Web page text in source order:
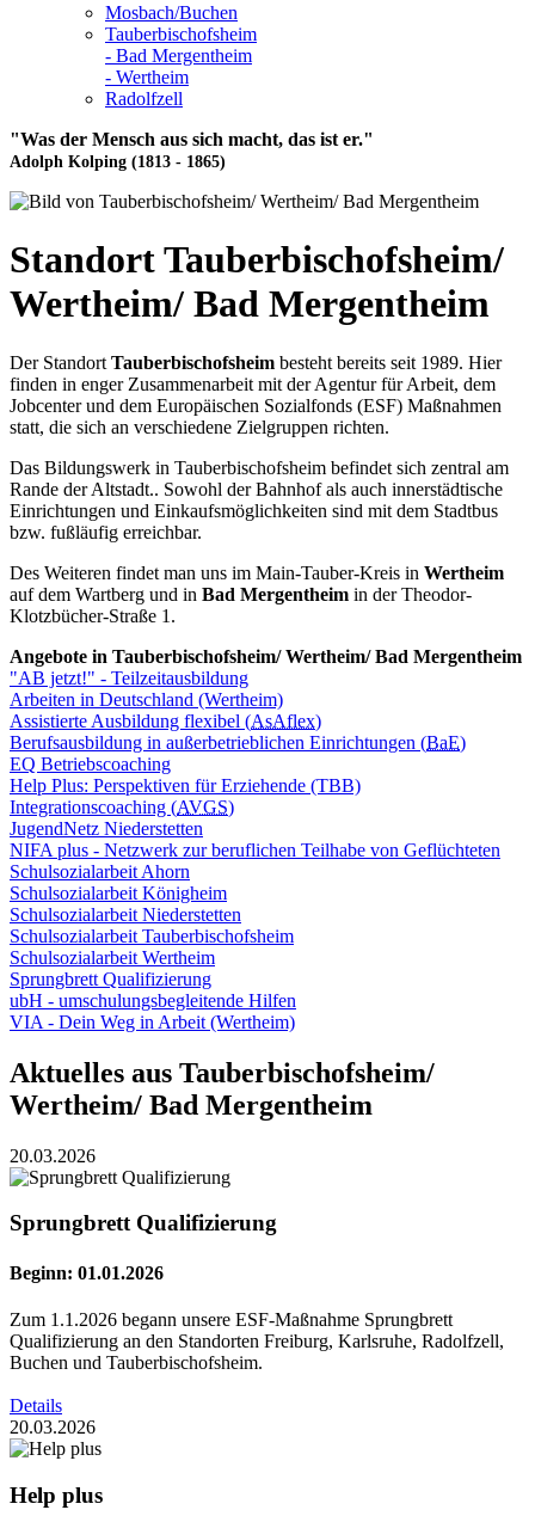
Mosbach/Buchen
Tauberbischofsheim
- Bad Mergentheim
- Wertheim
Radolfzell
"Was der Mensch aus sich macht, das ist er."
Adolph Kolping (1813 - 1865)
Standort Tauberbischofsheim/
Wertheim/ Bad Mergentheim
Der Standort Tauberbischofsheim besteht bereits seit 1989. Hier
finden in enger Zusammenarbeit mit der Agentur für Arbeit, dem
Jobcenter und dem Europäischen Sozialfonds (ESF) Maßnahmen
statt, die sich an verschiedene Zielgruppen richten.
Das Bildungswerk in Tauberbischofsheim befindet sich zentral am
Rande der Altstadt.. Sowohl der Bahnhof als auch innerstädtische
Einrichtungen und Einkaufsmöglichkeiten sind mit dem Stadtbus
bzw. fußläufig erreichbar.
Des Weiteren findet man uns im Main-Tauber-Kreis in Wertheim
auf dem Wartberg und in Bad Mergentheim in der Theodor-
Klotzbücher-Straße 1.
Angebote in Tauberbischofsheim/ Wertheim/ Bad Mergentheim
"AB jetzt!" - Teilzeitausbildung
Arbeiten in Deutschland (Wertheim)
Assistierte Ausbildung flexibel (AsAflex)
Berufsausbildung in außerbetrieblichen Einrichtungen (BaE)
EQ Betriebscoaching
Help Plus: Perspektiven für Erziehende (TBB)
Integrationscoaching (AVGS)
JugendNetz Niederstetten
NIFA plus - Netzwerk zur beruflichen Teilhabe von Geflüchteten
Schulsozialarbeit Ahorn
Schulsozialarbeit Königheim
Schulsozialarbeit Niederstetten
Schulsozialarbeit Tauberbischofsheim
Schulsozialarbeit Wertheim
Sprungbrett Qualifizierung
ubH - umschulungsbegleitende Hilfen
VIA - Dein Weg in Arbeit (Wertheim)
Aktuelles aus Tauberbischofsheim/
Wertheim/ Bad Mergentheim
20.03.2026
Sprungbrett Qualifizierung
Beginn: 01.01.2026
Zum 1.1.2026 begann unsere ESF-Maßnahme Sprungbrett
Qualifizierung an den Standorten Freiburg, Karlsruhe, Radolfzell,
Buchen und Tauberbischofsheim.
Details
20.03.2026
Help plus